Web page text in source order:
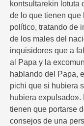
kontsultarekin lotuta
de lo que tienen que
político, tratando de
de los males del
inquisidores que a
al Papa y la
hablando del Papa,
pichi que si hubiera
hubiera
tienen que portarse
consejos de una